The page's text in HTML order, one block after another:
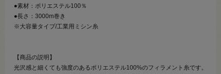
●素材：ポリエステル100％
●長さ：3000m巻き
※大容量タイプ/工業用ミシン糸
【商品の説明】
光沢感と細くても強度のあるポリエステル100%のフィラメント糸です。